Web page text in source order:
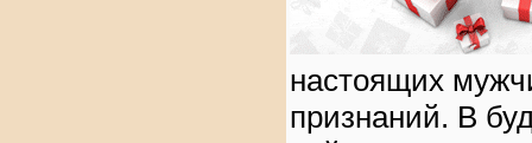
настоящих
признаний. В